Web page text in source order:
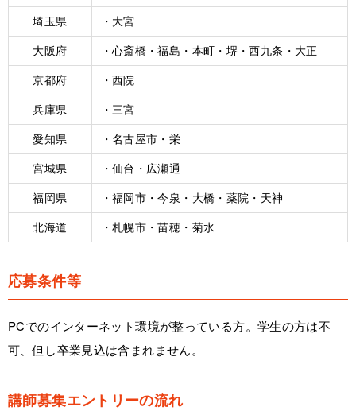
埼玉県
・大宮
大阪府
・心斎橋・福島・本町・堺・西九条・大正
京都府
・西院
兵庫県
・三宮
愛知県
・名古屋市・栄
宮城県
・仙台・広瀬通
福岡県
・福岡市・今泉・大橋・薬院・天神
北海道
・札幌市・苗穂・菊水
応募条件等
PCでのインターネット環境が整っている方。学生の方は不
可、但し卒業見込は含まれません。
講師募集エントリーの流れ